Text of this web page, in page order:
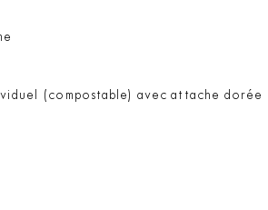
(compostable) avec attache dorée